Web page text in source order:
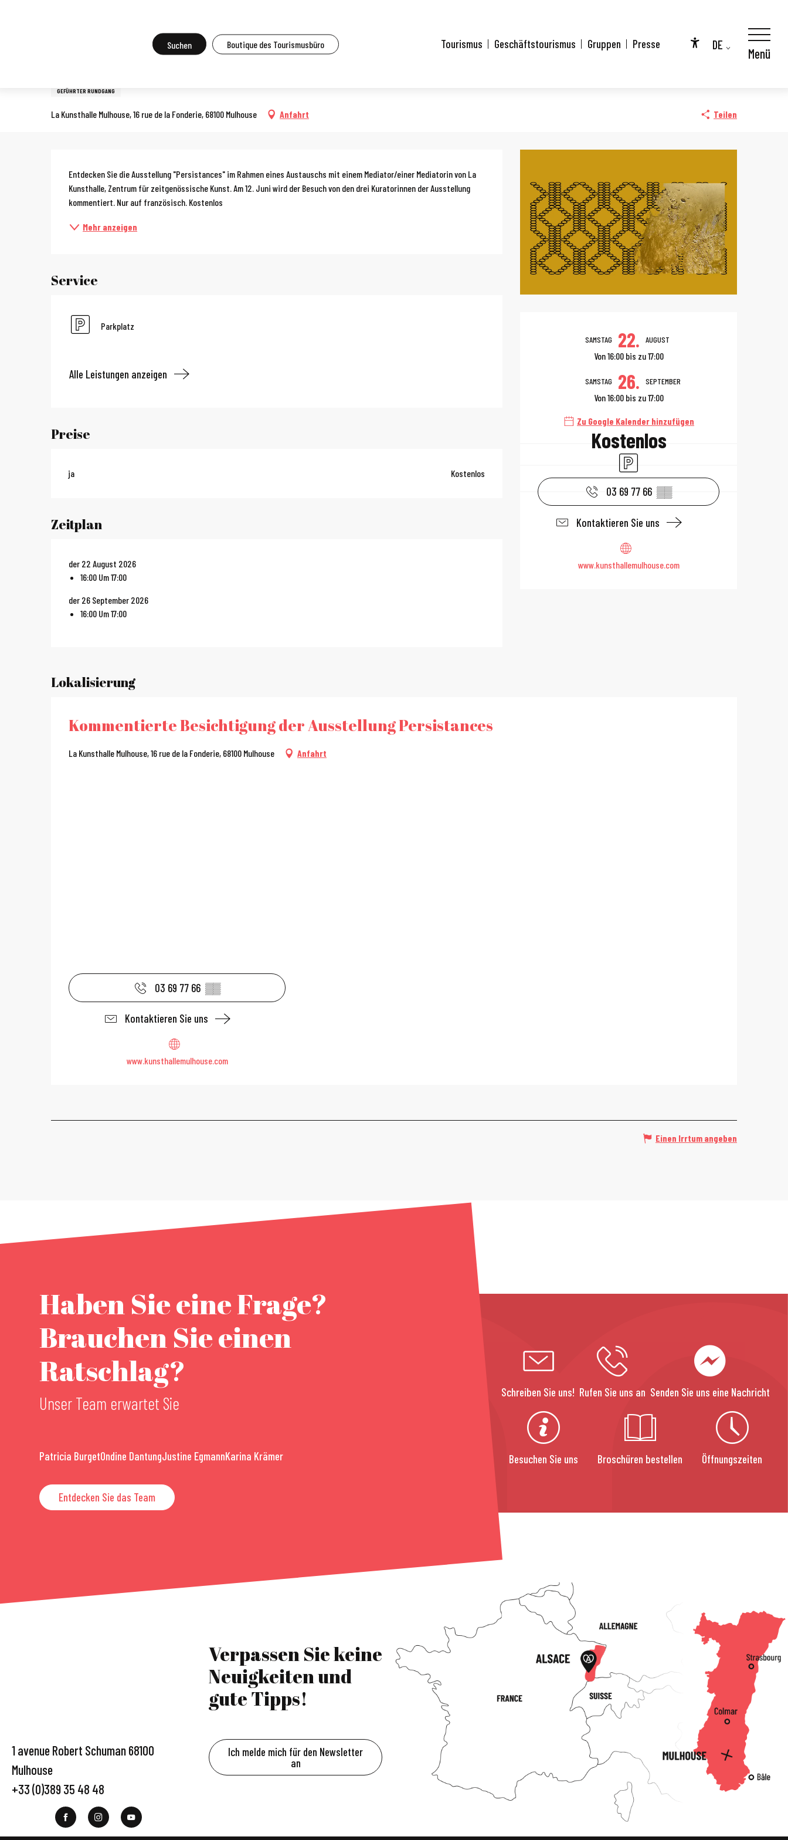
Boutique des Tourismusbüro
Accessibilité
Suche DE
Tourismus Geschäftstourismus Gruppen Presse
Menü
Samstag 22. august von 16:00 bis zu 17:00 / Samstag 26. september von 16:00 bis zu 17:00
GEFÜHRTER RUNDGANG
La Kunsthalle Mulhouse, 16 rue de la Fonderie, 68100 Mulhouse Anfahrt Teilen
Öffnungszeiten
SAMSTAG 22. AUGUST
Von 16:00 bis zu 17:00
SAMSTAG 26. SEPTEMBER
Von 16:00 bis zu 17:00
Zu Google Kalender hinzufügen
Kostenlos
Parkplatz
03 69 77 66 ▒▒
Kontaktieren Sie uns
www.kunsthallemulhouse.com
Beschreibung
Entdecken Sie die Ausstellung "Persistances" im Rahmen eines Austauschs mit einem Mediator/einer Mediatorin von La
Kunsthalle, Zentrum für zeitgenössische Kunst. Am 12. Juni wird der Besuch von den drei Kuratorinnen der Ausstellung
kommentiert. Nur auf französisch. Kostenlos
Mehr anzeigen
Service
Parkplatz
Alle Leistungen anzeigen
Preise
ja Kostenlos
Zeitplan
der 22 August 2026
16:00 Um 17:00
der 26 September 2026
16:00 Um 17:00
Lokalisierung
Kommentierte Besichtigung der Ausstellung Persistances
La Kunsthalle Mulhouse, 16 rue de la Fonderie, 68100 Mulhouse Anfahrt
03 69 77 66 ▒▒
Kontaktieren Sie uns
www.kunsthallemulhouse.com
Einen Irrtum angeben
Haben Sie eine Frage?
Brauchen Sie einen
Ratschlag?
Unser Team erwartet Sie
Patricia BurgetOndine DantungJustine EgmannKarina Krämer
Entdecken Sie das Team
Schreiben Sie uns! Rufen Sie uns an Senden Sie uns eine Nachricht
Besuchen Sie uns Broschüren bestellen Öffnungszeiten
1 avenue Robert Schuman 68100
Mulhouse
+33 (0)389 35 48 48
Verpassen Sie keine
Neuigkeiten und
gute Tipps!
Ich melde mich für den Newsletter
an